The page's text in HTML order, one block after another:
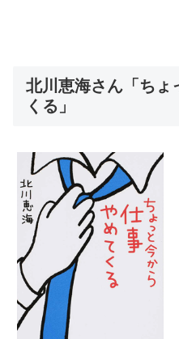
北川恵海さん「ちょ
くる」